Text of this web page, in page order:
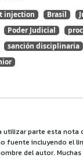
injection Brasil
Poder Judicial
sanción disciplinaria
utilizar parte esta
fuente incluyendo el
del autor. Muchas